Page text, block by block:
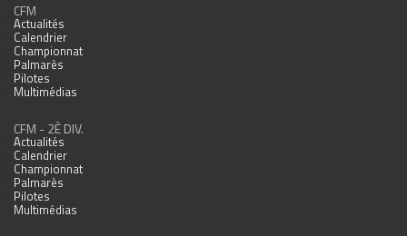
CFM
Actualités
Calendrier
Championnat
Palmarès
Pilotes
Multimédias
CFM - 2È DIV.
Actualités
Calendrier
Championnat
Palmarès
Pilotes
Multimédias